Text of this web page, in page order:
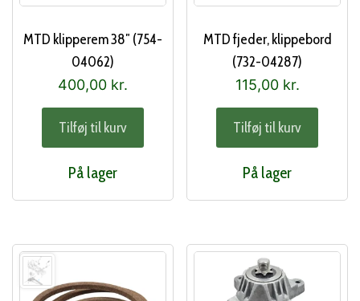
MTD klipperem 38″ (754-
04062)
400,00 kr.
Tilføj til kurv
På lager
MTD fjeder, klippebord
(732-04287)
115,00 kr.
Tilføj til kurv
På lager